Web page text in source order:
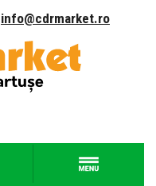
info@cdrmarket.ro